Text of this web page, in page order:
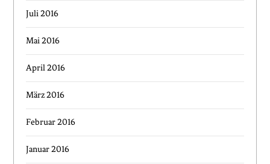
Juli 2016
Mai 2016
April 2016
März 2016
Februar 2016
Januar 2016